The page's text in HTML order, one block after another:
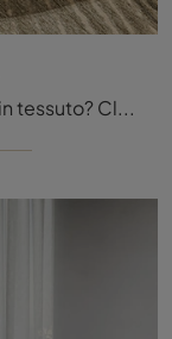
Cerchi salotti e divani Cattelan Italia in tessuto? Clicca e scopri di più sul modello Craig Supersoft per spazi moderni.